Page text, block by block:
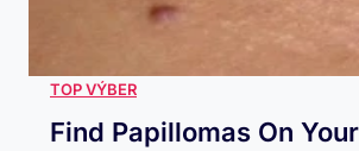
Find Papillomas On